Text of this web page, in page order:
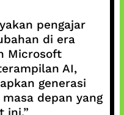
pengajar
di era
Microsoft
AI,
generasi
depan yang
ini.”